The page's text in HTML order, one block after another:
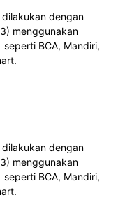
dengan
menggunakan
BCA, Mandiri,
dengan
menggunakan
BCA, Mandiri,